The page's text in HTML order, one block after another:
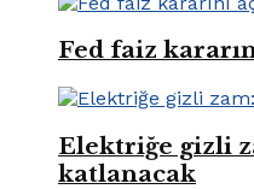
Fed faiz
Elektriğe gizli
katlanacak